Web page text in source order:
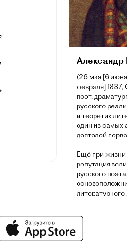
(26 мая [6
февраля] 1837,
поэт,
русского
и теоретик
один из самых
деятелей
Ещё при жизни
репутация
русского